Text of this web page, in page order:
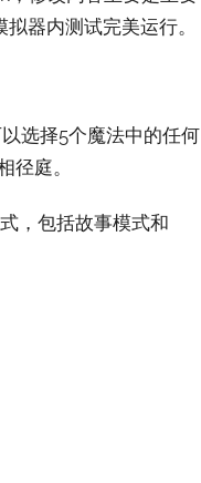
器内测试完美运行。
选择5个魔法中的任何
径庭。
，包括故事模式和